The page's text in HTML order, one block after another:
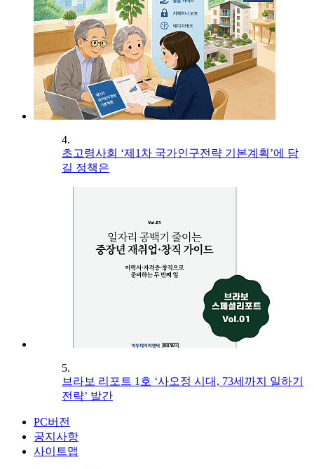
4.
초고령사회 ‘제1차 국가인구전략 기본계획’에 담
길 정책은
5.
브라보 리포트 1호 ‘사오정 시대, 73세까지 일하기
전략’ 발간
PC버전
공지사항
사이트맵